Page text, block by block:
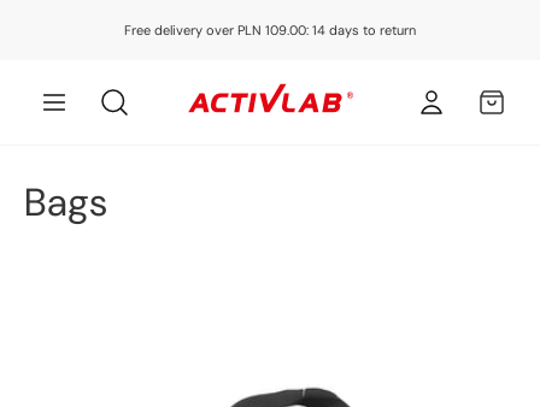
Free delivery over PLN 109.00: 14 days to return
in
CART
C
Bags